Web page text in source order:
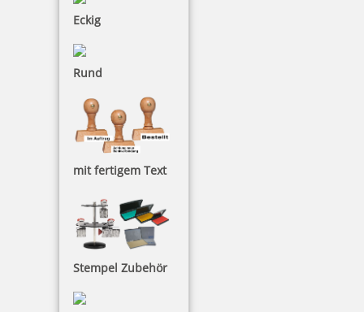
Eckig
Rund
mit fertigem Text
Stempel Zubehör
Colop Expert Line 3160/2 zweifarbiger Datumstempel 41 x 24
53,35 €
Jetzt gestalten